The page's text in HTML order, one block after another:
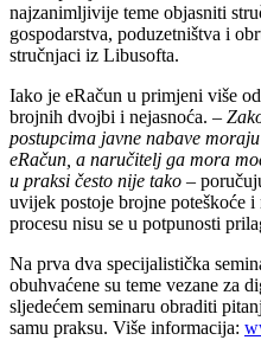
najzanimljivije teme objasniti
gospodarstva, poduzetništva i
stručnjaci iz Libusofta.
Iako je eRačun u primjeni više
brojnih dvojbi i nejasnoća. –
postupcima javne nabave
eRačun, a naručitelj ga mora
u praksi često nije tako –
uvijek postoje brojne poteškoće i
procesu nisu se u potpunosti
Na prva dva specijalistička
obuhvaćene su teme vezane za
sljedećem seminaru obraditi
samu praksu. Više informacija: